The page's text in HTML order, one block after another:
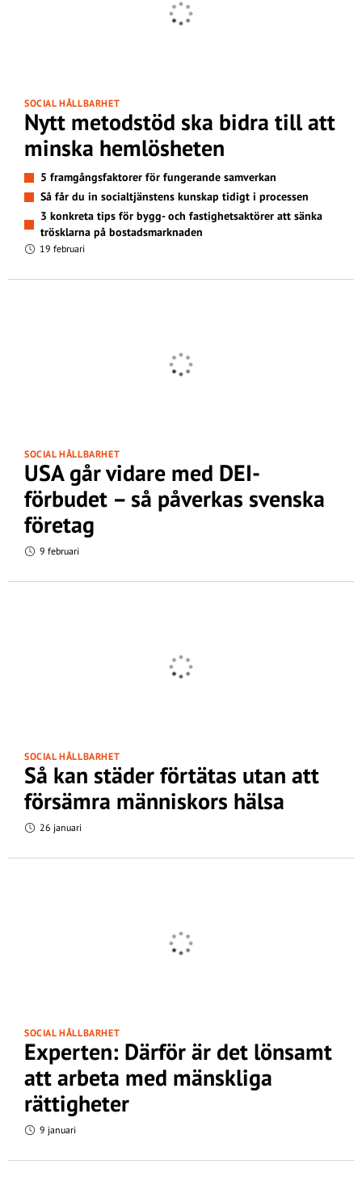
SOCIAL HÅLLBARHET
Nytt metodstöd ska bidra till att
minska hemlösheten
5 framgångsfaktorer för fungerande samverkan
Så får du in socialtjänstens kunskap tidigt i processen
3 konkreta tips för bygg- och fastighetsaktörer att sänka
trösklarna på bostadsmarknaden
19 februari
SOCIAL HÅLLBARHET
USA går vidare med DEI-
förbudet – så påverkas svenska
företag
9 februari
SOCIAL HÅLLBARHET
Så kan städer förtätas utan att
försämra människors hälsa
26 januari
SOCIAL HÅLLBARHET
Experten: Därför är det lönsamt
att arbeta med mänskliga
rättigheter
9 januari